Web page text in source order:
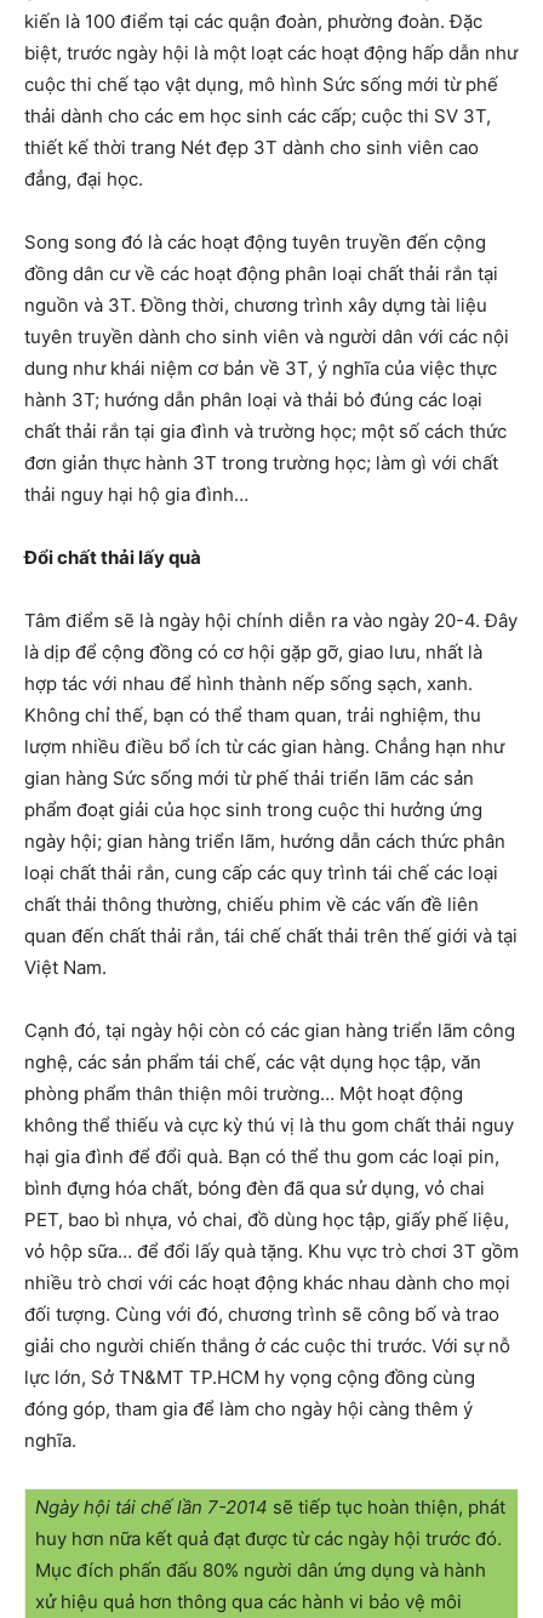
kiến là 100 điểm tại các quận đoàn, phường đoàn. Đặc
biệt, trước ngày hội là một loạt các hoạt động hấp dẫn như
cuộc thi chế tạo vật dụng, mô hình Sức sống mới từ phế
thải dành cho các em học sinh các cấp; cuộc thi SV 3T,
thiết kế thời trang Nét đẹp 3T dành cho sinh viên cao
đẳng, đại học.
Song song đó là các hoạt động tuyên truyền đến cộng
đồng dân cư về các hoạt động phân loại chất thải rắn tại
nguồn và 3T. Đồng thời, chương trình xây dựng tài liệu
tuyên truyền dành cho sinh viên và người dân với các nội
dung như khái niệm cơ bản về 3T, ý nghĩa của việc thực
hành 3T; hướng dẫn phân loại và thải bỏ đúng các loại
chất thải rắn tại gia đình và trường học; một số cách thức
đơn giản thực hành 3T trong trường học; làm gì với chất
thải nguy hại hộ gia đình…
Đổi chất thải lấy quà
Tâm điểm sẽ là ngày hội chính diễn ra vào ngày 20-4. Đây
là dịp để cộng đồng có cơ hội gặp gỡ, giao lưu, nhất là
hợp tác với nhau để hình thành nếp sống sạch, xanh.
Không chỉ thế, bạn có thể tham quan, trải nghiệm, thu
lượm nhiều điều bổ ích từ các gian hàng. Chẳng hạn như
gian hàng Sức sống mới từ phế thải triển lãm các sản
phẩm đoạt giải của học sinh trong cuộc thi hưởng ứng
ngày hội; gian hàng triển lãm, hướng dẫn cách thức phân
loại chất thải rắn, cung cấp các quy trình tái chế các loại
chất thải thông thường, chiếu phim về các vấn đề liên
quan đến chất thải rắn, tái chế chất thải trên thế giới và tại
Việt Nam.
Cạnh đó, tại ngày hội còn có các gian hàng triển lãm công
nghệ, các sản phẩm tái chế, các vật dụng học tập, văn
phòng phẩm thân thiện môi trường… Một hoạt động
không thể thiếu và cực kỳ thú vị là thu gom chất thải nguy
hại gia đình để đổi quà. Bạn có thể thu gom các loại pin,
bình đựng hóa chất, bóng đèn đã qua sử dụng, vỏ chai
PET, bao bì nhựa, vỏ chai, đồ dùng học tập, giấy phế liệu,
vỏ hộp sữa… để đổi lấy quà tặng. Khu vực trò chơi 3T gồm
nhiều trò chơi với các hoạt động khác nhau dành cho mọi
đối tượng. Cùng với đó, chương trình sẽ công bố và trao
giải cho người chiến thắng ở các cuộc thi trước. Với sự nỗ
lực lớn, Sở TN&MT TP.HCM hy vọng cộng đồng cùng
đóng góp, tham gia để làm cho ngày hội càng thêm ý
nghĩa.
Ngày hội tái chế lần 7-2014 sẽ tiếp tục hoàn thiện, phát
huy hơn nữa kết quả đạt được từ các ngày hội trước đó.
Mục đích phấn đấu 80% người dân ứng dụng và hành
xử hiệu quả hơn thông qua các hành vi bảo vệ môi